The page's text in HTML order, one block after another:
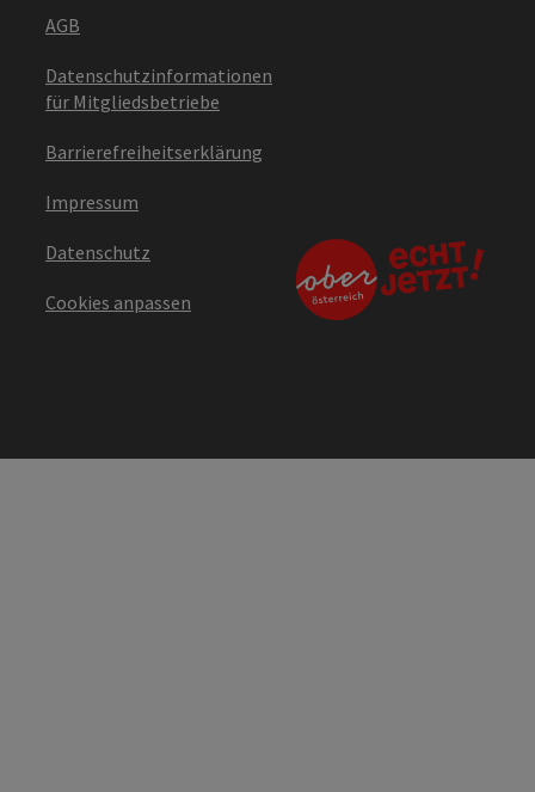
AGB
Datenschutzinformationen
für Mitgliedsbetriebe
Barrierefreiheitserklärung
Impressum
Datenschutz
Cookies anpassen